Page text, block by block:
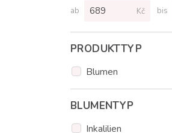
ab Kč bis
PRODUKTTYP
Blumen
BLUMENTYP
Inkalilien